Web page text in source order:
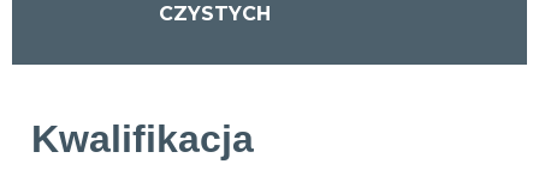
CZYSTYCH
Kwalifikacja